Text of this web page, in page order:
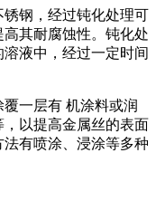
钢，经过钝化处理可
其耐腐蚀性。钝化处
液中，经过一定时间
一层有 机涂料或润
以提高金属丝的表面
有喷涂、浸涂等多种